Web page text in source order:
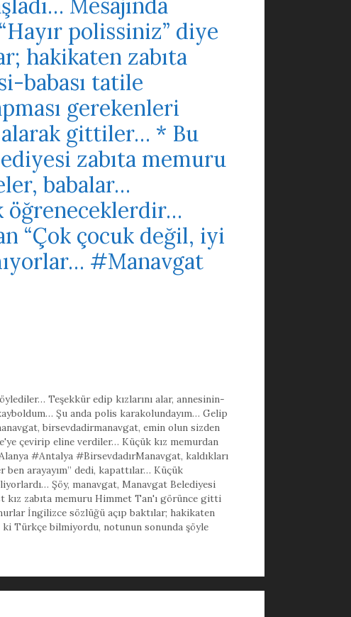
Mesajında
polissiniz” diye
hakikaten zabıta
babası tatile
gerekenleri
gittiler… * Bu
zabıta memuru
babalar…
öğreneceklerdir…
“Çok çocuk değil, iyi
#Manavgat
Teşekkür edip kızlarını alar,annesinin-
Şu anda polis karakolundayım… Gelip
, birsevdadirmanavgat, emin olun sizden
çevirip eline verdiler… Küçük kız memurdan
#Antalya #BirsevdadırManavgat, kaldıkları
arayayım” dedi, kapattılar… Küçük
Şöy, manavgat, Manavgat Belediyesi
zabıta memuru Himmet Tan'ı görünce gitti
İngilizce sözlüğü açıp baktılar; hakikaten
ki Türkçe bilmiyordu, notunun sonunda şöyle